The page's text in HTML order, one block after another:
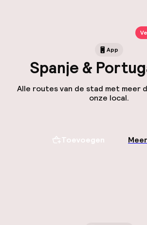
App
Spanje &
Alle routes van de stad met meer
onze local.
Toevoegen